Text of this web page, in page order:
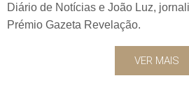
Diário de Notícias e João Luz,
Prémio Gazeta Revelação.
VER MAIS